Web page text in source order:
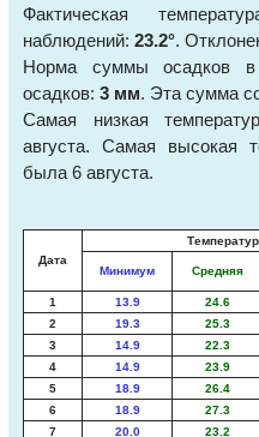
Фактическая
наблюдений: 23.2°.
Норма суммы осадков в
осадков: 3 мм. Эта сумма
Самая низкая
августа. Самая высокая
была 6 августа.
Дата
Минимум
Средняя
1
13.9 24.6
2
19.3 25.3
3
14.9 22.3
4
14.9 23.9
5
18.9 26.4
6
18.9 27.3
7
20.0 23.2